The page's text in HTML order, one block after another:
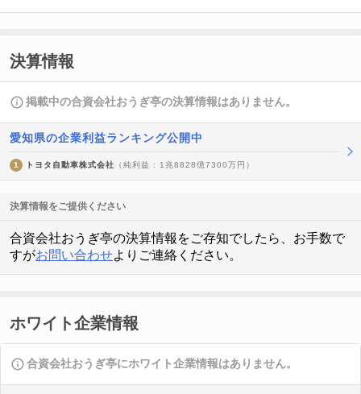
決算情報
掲載中の合資会社おうぎ亭の決算情報はありません。
愛知県の企業利益ランキング公開中
1 トヨタ自動車株式会社 （純利益 : 1兆8828億7300万円）
決算情報をご提供ください
合資会社おうぎ亭の決算情報をご存知でしたら、お手数で
すがお問い合わせよりご連絡ください。
ホワイト企業情報
合資会社おうぎ亭にホワイト企業情報はありません。